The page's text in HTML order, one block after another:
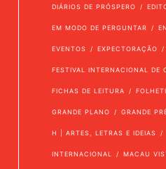
DIÁRIOS DE PRÓSPERO
EM MODO DE PERGUNTAR
EVENTOS EXPECTORAÇÃO
FESTIVAL INTERNACIONAL DE
FICHAS DE LEITURA
GRANDE PLANO GRANDE
H | ARTES, LETRAS E IDEIAS
INTERNACIONAL MACAU